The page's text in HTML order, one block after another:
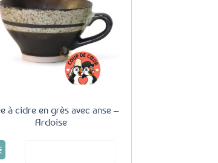
Ajouter
aux
favoris
à cidre en grès avec anse –
Ardoise